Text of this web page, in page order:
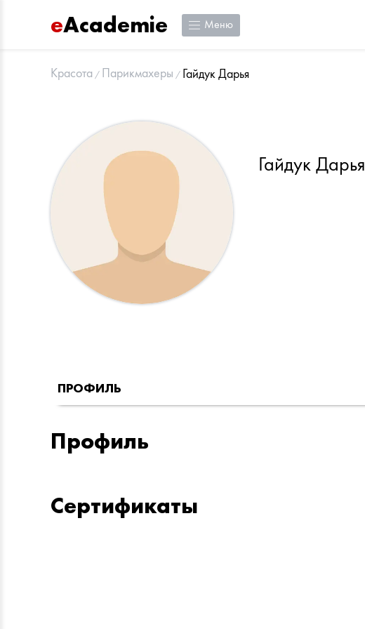
eAcademie Меню
Красота Парикмахеры Гайдук Дарья
Гайдук Дарья
ПРОФИЛЬ
Профиль
Сертификаты